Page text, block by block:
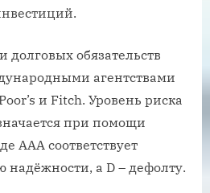
долговых обязательств
агентствами
и Fitch. Уровень риска
при помощи
AAA соответствует
а D – дефолту.